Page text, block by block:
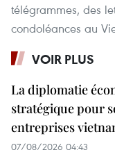
télégrammes, des
condoléances au
VOIR PLUS
La diplomatie
stratégique pour
entreprises
07/08/2026 04:43